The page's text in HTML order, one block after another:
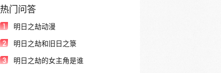
热门问答
1 明日之劫动漫
2 明日之劫和旧日之箓
3 明日之劫的女主角是谁